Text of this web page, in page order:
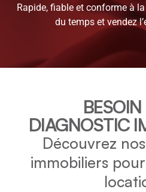
Rapide, fiable et conforme à
du temps et vendez
DIAGNOSTIC
Découvrez
immobiliers